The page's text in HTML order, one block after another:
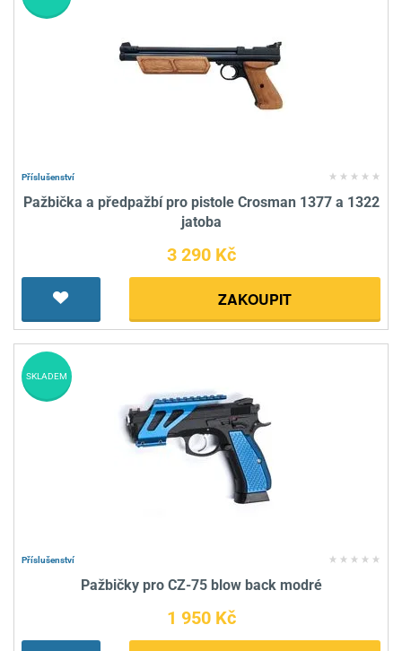
Příslušenství
Pažbička a předpažbí pro pistole Crosman 1377 a 1322
jatoba
3 290 Kč
ZAKOUPIT
Příslušenství
Pažbičky pro CZ-75 blow back modré
1 950 Kč
SKLADEM